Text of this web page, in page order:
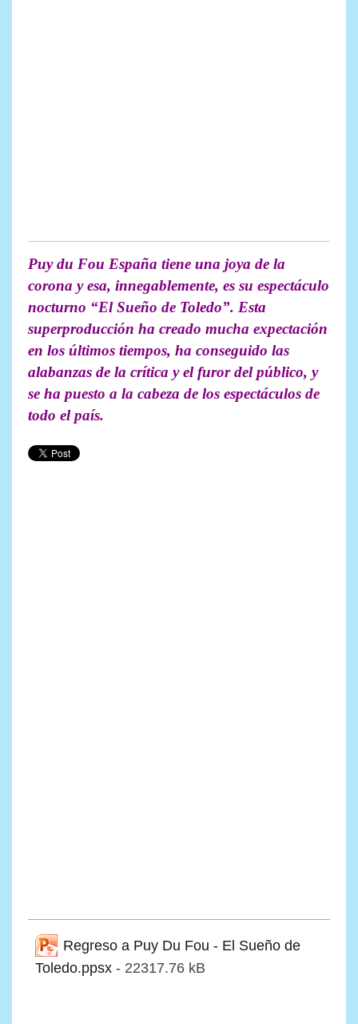
Puy du Fou España tiene una joya de la
corona y esa, innegablemente, es su espectáculo
nocturno “El Sueño de Toledo”. Esta
superproducción ha creado mucha expectación
en los últimos tiempos, ha conseguido las
alabanzas de la crítica y el furor del público, y
se ha puesto a la cabeza de los espectáculos de
todo el país.
Regreso a Puy Du Fou - El Sueño de
Toledo.ppsx - 22317.76 kB